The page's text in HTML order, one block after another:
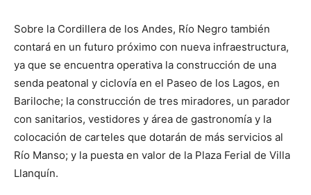
Sobre la Cordillera de los Andes, Río Negro también
contará en un futuro próximo con nueva infraestructura,
ya que se encuentra operativa la construcción de una
senda peatonal y ciclovía en el Paseo de los Lagos, en
Bariloche; la construcción de tres miradores, un parador
con sanitarios, vestidores y área de gastronomía y la
colocación de carteles que dotarán de más servicios al
Río Manso; y la puesta en valor de la Plaza Ferial de Villa
Llanquín.